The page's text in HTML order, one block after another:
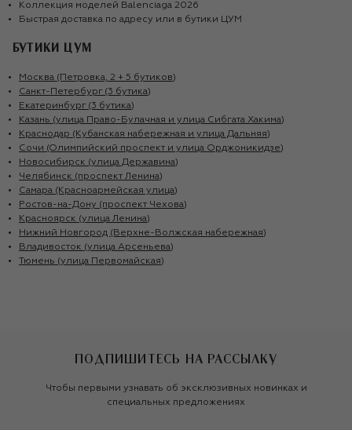
Коллекция моделей Balenciaga 2026
Быстрая доставка по адресу или в бутики ЦУМ
БУТИКИ ЦУМ
Москва (Петровка, 2 + 5 бутиков)
Санкт-Петербург (3 бутика)
Екатеринбург (3 бутика)
Казань (улица Право-Булачная и улица Сибгата Хакима)
Краснодар (Кубанская набережная и улица Дальняя)
Сочи (Олимпийский проспект и улица Орджоникидзе)
Новосибирск (улица Державина)
Челябинск (проспект Ленина)
Самара (Красноармейская улица)
Ростов-на-Дону (проспект Чехова)
Красноярск (улица Ленина)
Нижний Новгород (Верхне-Волжская набережная)
Владивосток (улица Арсеньева)
Тюмень (улица Первомайская)
ПОДПИШИТЕСЬ НА РАССЫЛКУ
Чтобы первыми узнавать об эксклюзивных новинках и
специальных предложениях